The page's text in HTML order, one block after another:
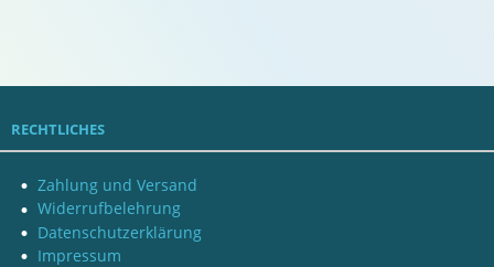
RECHTLICHES
Zahlung und Versand
Widerrufbelehrung
Datenschutzerklärung
Impressum